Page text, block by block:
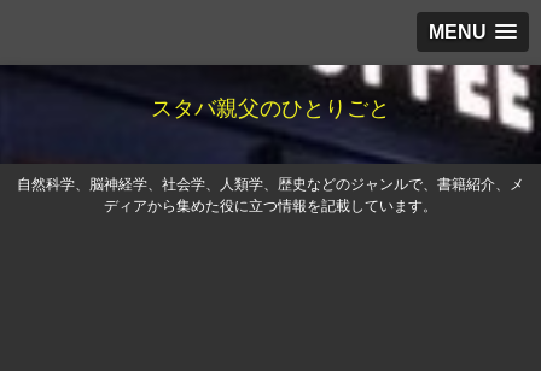
MENU
スタバ親父のひとりごと
自然科学、脳神経学、社会学、人類学、歴史などのジャンルで、書籍紹介、メ
ディアから集めた役に立つ情報を記載しています。